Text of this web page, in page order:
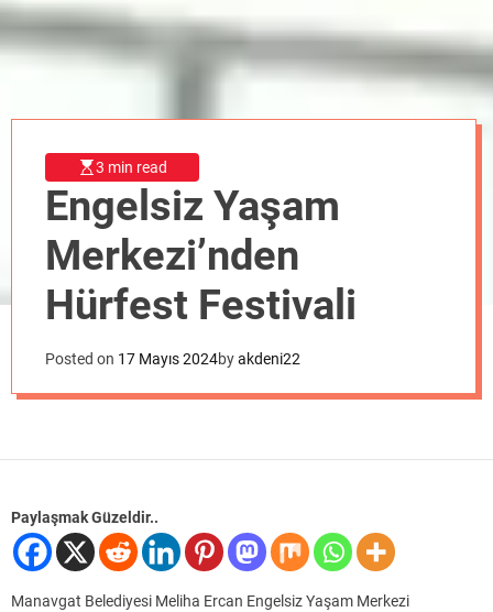
e
3 min read
Engelsiz Yaşam
Merkezi’nden
Hürfest Festivali
Posted on 17 Mayıs 2024byakdeni22
Paylaşmak Güzeldir..
Manavgat Belediyesi Meliha Ercan Engelsiz Yaşam Merkezi